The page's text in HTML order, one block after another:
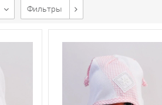
Фильтры